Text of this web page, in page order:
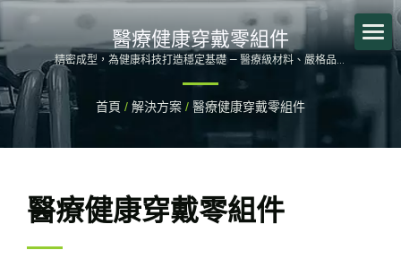
醫療健康穿戴零組件
精密成型，為健康科技打造穩定基礎 — 醫療級材料、嚴格品質
管控，專為長時間配戴與臨床使用所設計。 / 宏塑自 1985 年深
耕塑膠射出、金屬沖壓、SMT 與系統組裝，跨 台灣／中國／越
南 擁有彈性產能與國際認證（ISO 13485、IATF 16949、IECQ
首頁 / 解決方案 / 醫療健康穿戴零組件
醫療健康穿戴零組件